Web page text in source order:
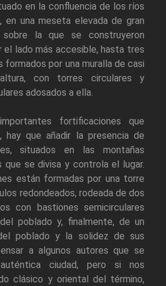
en la confluencia de los ríos
en una meseta elevada de gran
la que se construyeron
el lado más accesible, hasta tres
por una muralla de casi
con torres circulares y
adosados a ella.
fortificaciones que
hay que añadir la presencia de
situados en las montañas
que se divisa y controla el lugar.
están formadas por una torre
redondeados, rodeada de dos
con bastiones semicirculares
poblado y, finalmente, de un
poblado y la solidez de sus
a algunos autores que se
ciudad, pero si nos
clásico y oriental del término,